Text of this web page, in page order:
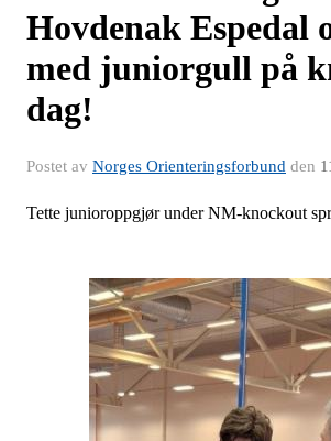
Hovdenak Espedal
med juniorgull på
dag!
Postet av Norges Orienteringsforbund den
Tette junioroppgjør under NM-knockout